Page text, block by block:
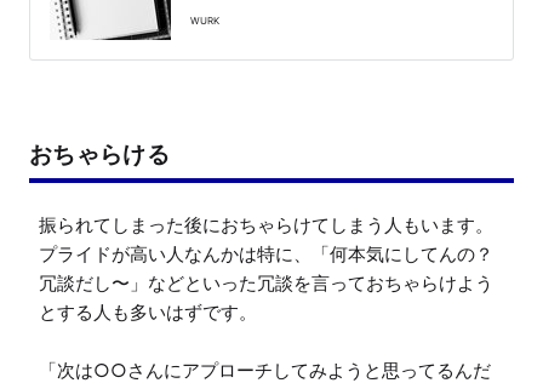
WURK
おちゃらける
振られてしまった後におちゃらけてしまう人もいます。
プライドが高い人なんかは特に、「何本気にしてんの？
冗談だし〜」などといった冗談を言っておちゃらけよう
とする人も多いはずです。
「次は○○さんにアプローチしてみようと思ってるんだ